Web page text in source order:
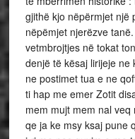
gjithë kjo nëpërmjet një
nëpëmjet njerëzve
vetmbrojtjes në tokat
denjë të kësaj lirijeje ne
ne postimet tua e ne
ti hap me emer Zotit
mem mujt mem nal
qe ja ke msy ksaj pune